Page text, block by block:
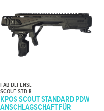
FAB DEFENSE
SCOUT STD B
KPOS SCOUT STANDARD PDW
ANSCHLAGSCHAFT FÜR